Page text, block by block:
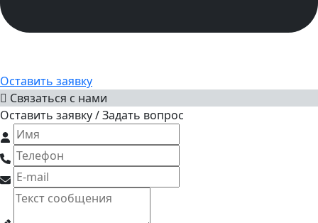
Оставить заявку
Связаться с нами
Оставить заявку / Задать вопрос